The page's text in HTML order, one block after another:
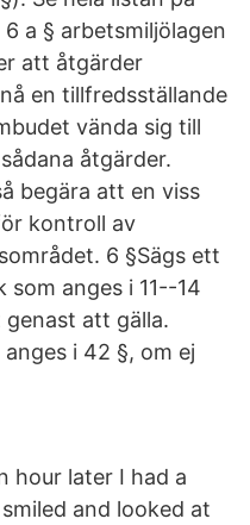
a § arbetsmiljölagen
att åtgärder
en tillfredsställande
vända sig till
åtgärder.
begära att en viss
kontroll av
6 §Sägs ett
som anges i 11--14
genast att gälla.
i 42 §, om ej
hour later I had a
and looked at